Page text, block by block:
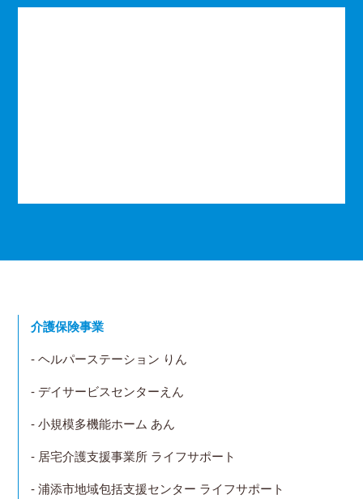
介護保険事業
- ヘルパーステーション りん
- デイサービスセンターえん
- 小規模多機能ホーム あん
- 居宅介護支援事業所 ライフサポート
- 浦添市地域包括支援センター ライフサポート